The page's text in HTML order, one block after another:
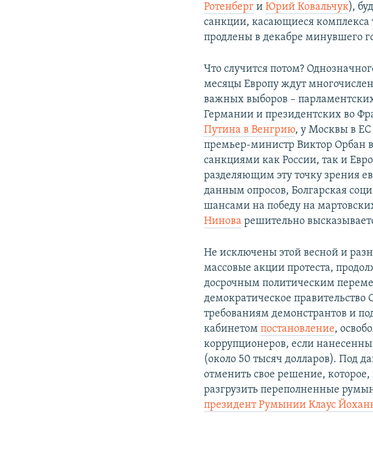
Ротенберг иЮрий Ковальчук),
санкции, касающиеся комплекса
продлены в декабре минувшего
Что случится потом?
месяцы Европу ждут
важных выборов –
Германии и президентских во
Путина в Венгрию, у Москвы в ЕС
премьер-министр Виктор Орбан
санкциями как России, так и
разделяющим эту точку зрения
данным опросов, Болгарская
шансами на победу на
Нинова решительно
Не исключены этой весной и
массовые акции протеста,
досрочным политическим
демократическое правительство
требованиям демонстрантов и
кабинетомпостановление,
коррупционеров, если
(около 50 тысяч долларов). Под
отменить свое решение,
разгрузить переполненные
президент Румынии Клаус